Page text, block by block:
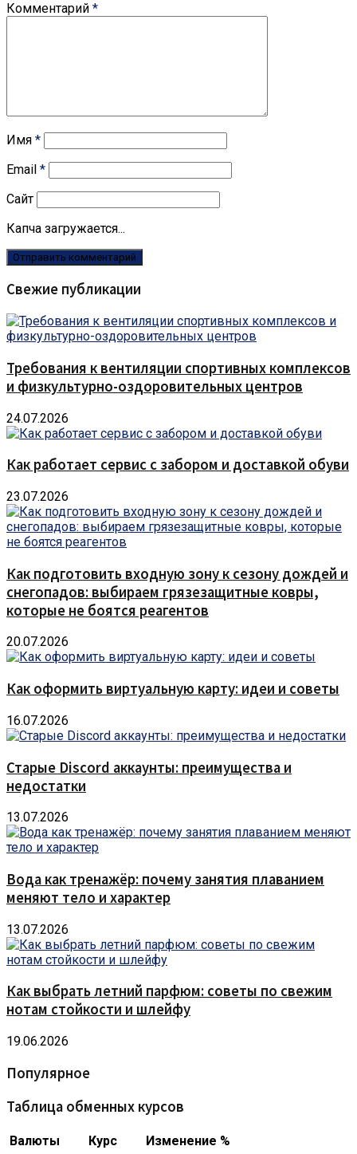
Комментарий *
Имя *
Email *
Сайт
Капча загружается...
Свежие публикации
Требования к вентиляции спортивных комплексов
и физкультурно-оздоровительных центров
24.07.2026
Как работает сервис с забором и доставкой обуви
23.07.2026
Как подготовить входную зону к сезону дождей и
снегопадов: выбираем грязезащитные ковры,
которые не боятся реагентов
20.07.2026
Как оформить виртуальную карту: идеи и советы
16.07.2026
Старые Discord аккаунты: преимущества и
недостатки
13.07.2026
Вода как тренажёр: почему занятия плаванием
меняют тело и характер
13.07.2026
Как выбрать летний парфюм: советы по свежим
нотам стойкости и шлейфу
19.06.2026
Популярное
Таблица обменных курсов
Валюты Курс
Изменение %